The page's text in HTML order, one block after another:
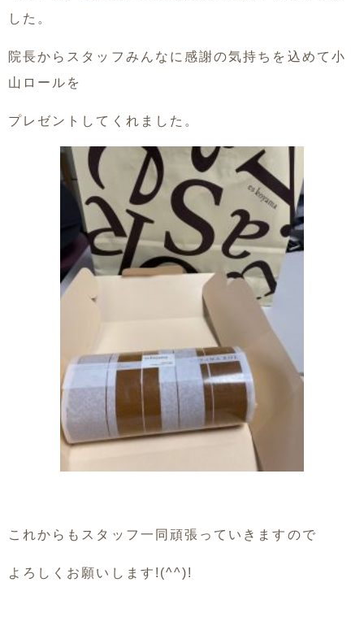
した。
院長からスタッフみんなに感謝の気持ちを込めて小
山ロールを
プレゼントしてくれました。
これからもスタッフ一同頑張っていきますので
よろしくお願いします!(^^)!